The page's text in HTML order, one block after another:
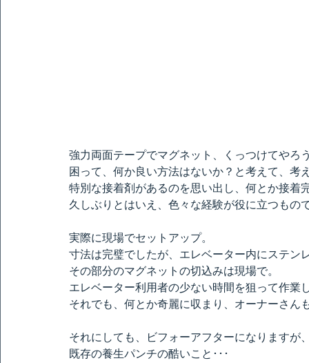
強力両面テープでマグネット、くっつけてやろ
困って、何か良い方法はないか？と考えて、考
特別な接着剤があるのを思い出し、何とか接着
久しぶりとはいえ、色々な経験が役に立つもの
実際に現場でセットアップ。
寸法は完璧でしたが、エレベーター内にステン
その部分のマグネットの切込みは現場で。
エレベーター利用者の少ない時間を狙って作業
それでも、何とか奇麗に収まり、オーナーさん
それにしても、ビフォーアフターになりますが
既存の養生パンチの酷いこと･･･